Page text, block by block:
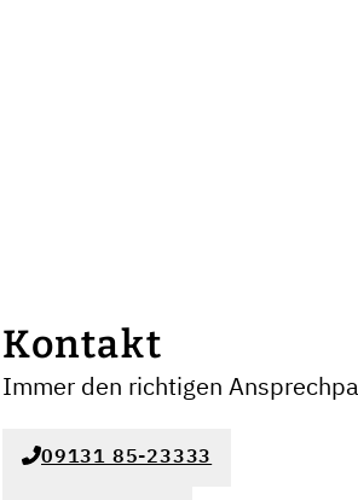
Kontakt
Immer den richtigen
09131 85-23333